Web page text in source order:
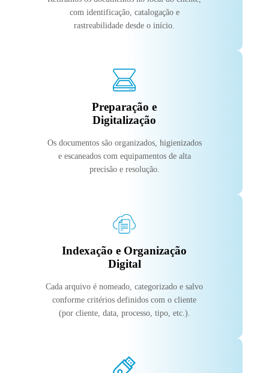
com identificação, catalogação e
rastreabilidade desde o início.
Preparação e
Digitalização
Os documentos são organizados, higienizados
e escaneados com equipamentos de alta
precisão e resolução.
Indexação e Organização
Digital
Cada arquivo é nomeado, categorizado e salvo
conforme critérios definidos com o cliente
(por cliente, data, processo, tipo, etc.).